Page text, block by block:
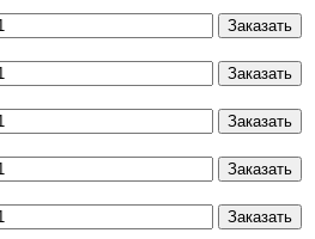
Заказать
Заказать
Заказать
Заказать
Заказать